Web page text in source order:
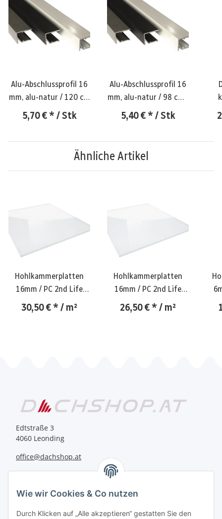
Alu-Abschlussprofil 16
mm, alu-natur / 120 cm
/ ungeschlitzt
5,70 €* / Stk
Alu-Abschlussprofil 16
mm, alu-natur / 98 cm /
ungeschlitzt
5,40 €* / Stk
Ähnliche Artikel
Hohlkammerplatten
16mm / PC 2nd Life
Line - glasklar
30,50 €* / m²
Hohlkammerplatten
16mm / PC 2nd Life
Line - klar / Nova-Lite
26,50 €* / m²
Edtstraße 3
4060 Leonding
office@dachshop.at
Wie wir Cookies & Co nutzen
Durch Klicken auf „Alle akzeptieren“ gestatten Sie den